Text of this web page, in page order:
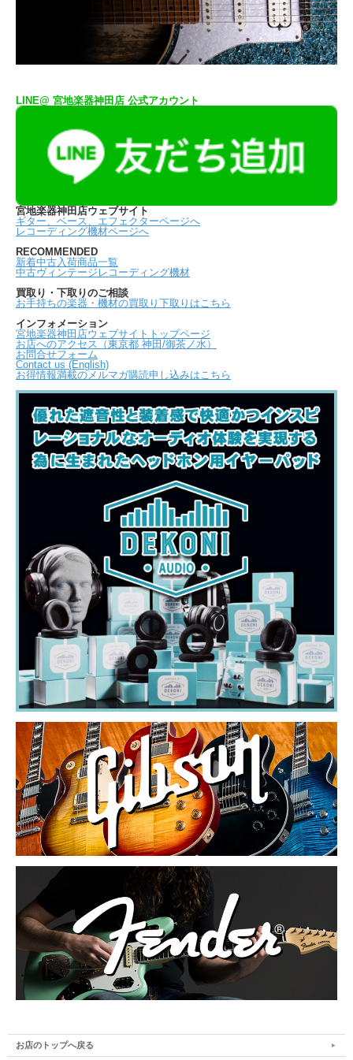
LINE@ 宮地楽器神田店 公式アカウント
宮地楽器神田店ウェブサイト
ギター、ベース、エフェクターページへ
レコーディング機材ページへ
RECOMMENDED
新着中古入荷商品一覧
中古ヴィンテージレコーディング機材
買取り・下取りのご相談
お手持ちの楽器・機材の買取り下取りはこちら
インフォメーション
宮地楽器神田店ウェブサイトトップページ
お店へのアクセス（東京都 神田/御茶ノ水）
お問合せフォーム
Contact us (English)
お得情報満載のメルマガ購読申し込みはこちら
お店のトップへ戻る